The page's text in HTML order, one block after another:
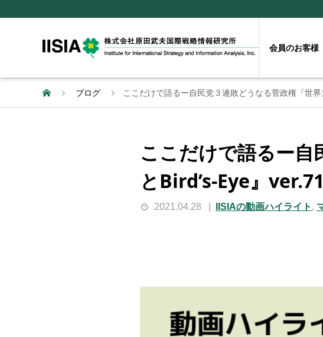
会員のお客様
ブログ ここだけで語るー自民党３連敗どうなる菅政権『世界
ここだけで語るー自
とBird’s-Eye』ver.71
2021.04.28 IISIAの動画ハイライト ,